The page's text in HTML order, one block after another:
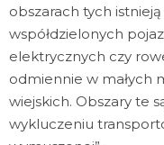
obszarach tych
współdzielonych
elektrycznych czy
odmiennie w małych
wiejskich. Obszary te
wykluczeniu